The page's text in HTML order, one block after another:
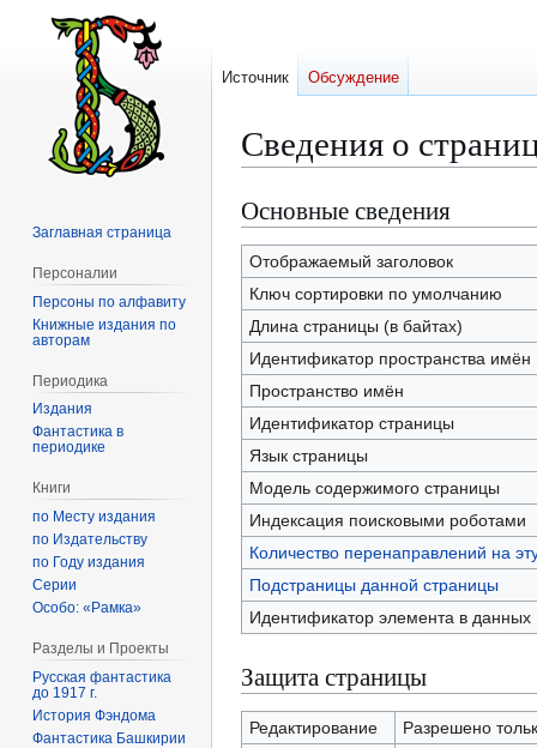
Сведения о
Перейти
к
навигации
Перейти
к
поиску
Основные сведения
Отображаемый заголовок
Ключ сортировки по умолчанию
Длина страницы (в байтах)
Идентификатор пространства имён
Пространство имён
Идентификатор страницы
Язык страницы
Модель содержимого страницы
Индексация поисковыми роботами
Количество перенаправлений на
Подстраницы данной страницы
Идентификатор элемента в данных
Защита страницы
Редактирование
Разрешено
Источник Обсуждение
Заглавная страница
Персоналии
Персоны по алфавиту
Книжные издания по
авторам
Периодика
Издания
Фантастика в
периодике
Книги
по Месту издания
по Издательству
по Году издания
Серии
Особо: «Рамка»
Разделы и Проекты
Русская фантастика
до 1917 г.
История Фэндома
Фантастика Башкирии